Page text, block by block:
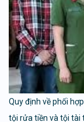
Quy định về phối
tội rửa tiền và tội tài